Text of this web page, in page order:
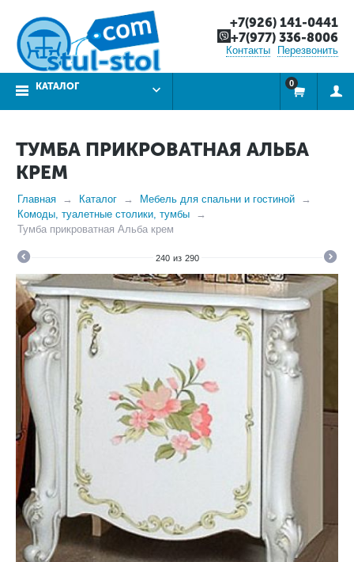
+7(926) 141-0441
+7(977) 336-8006
Контакты Перезвонить
КАТАЛОГ 0
ТУМБА ПРИКРОВАТНАЯ АЛЬБА
КРЕМ
Главная Каталог
Мебель для спальни и гостиной
Комоды, туалетные столики, тумбы
Тумба прикроватная Альба крем
240 из 290